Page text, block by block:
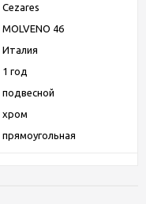
Cezares
MOLVENO 46
Италия
1 год
подвесной
хром
прямоугольная